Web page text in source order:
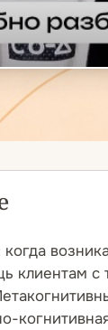
клиентам с